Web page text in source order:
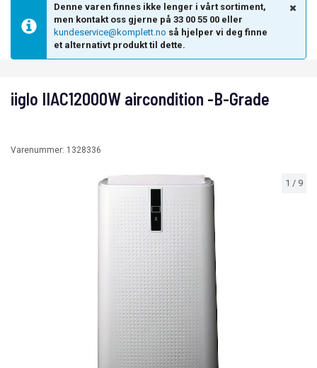
Denne varen finnes ikke lenger i vårt sortiment,
men kontakt oss gjerne på 33 00 55 00 eller
kundeservice@komplett.no så hjelper vi deg finne
et alternativt produkt til dette.
1 / 9
iiglo IIAC12000W aircondition -B-Grade
Varenummer: 1328336